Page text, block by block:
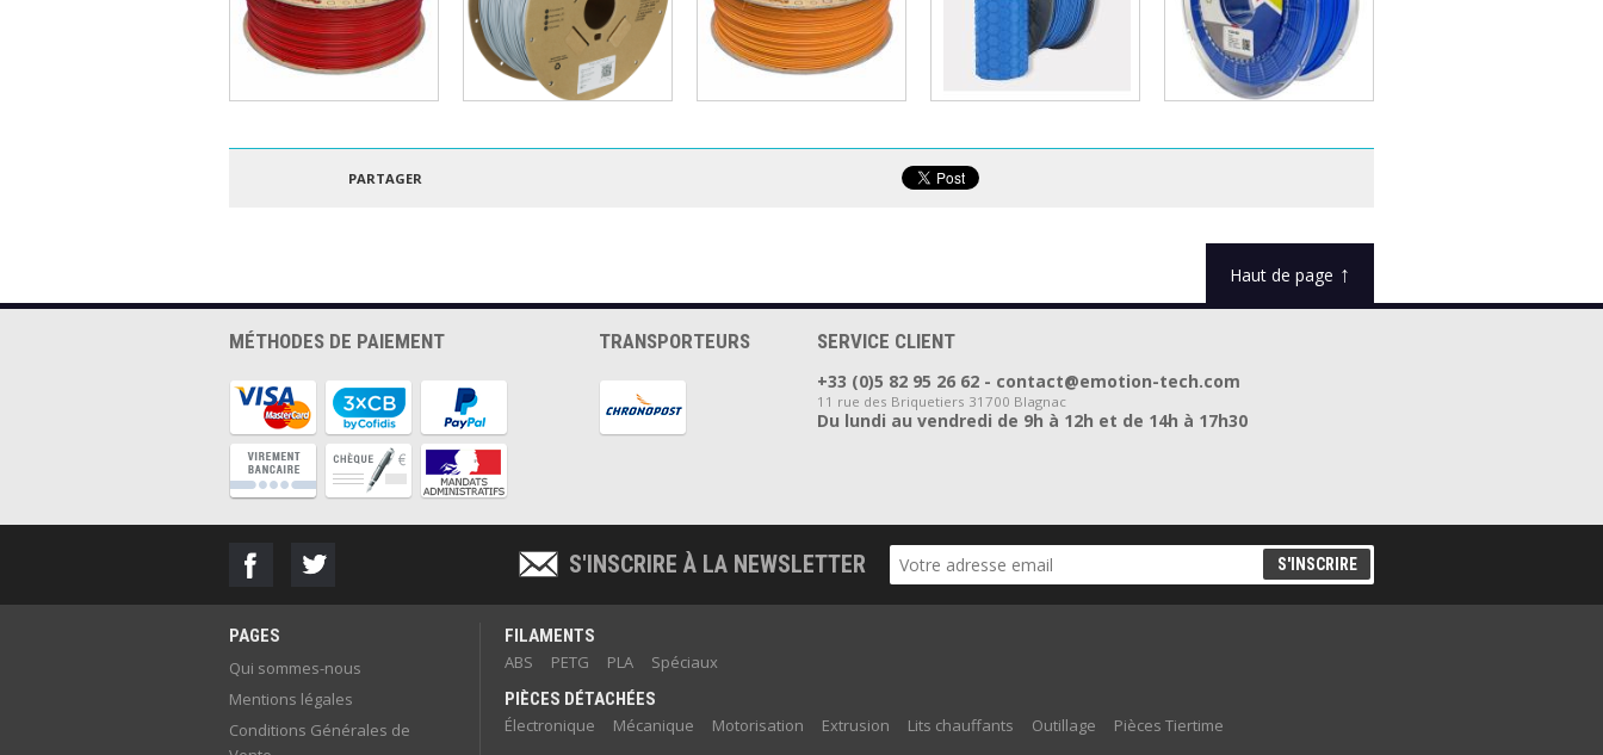
EASYFIL 1.75MM
POLYLITE 1.75MM
EASYFIL 1.75MM
Speed 1.75MM BLEU
ECLAT 1KG
1.75mm Bleu 1kg
PARTAGER
Haut de page ↑
MÉTHODES DE PAIEMENT TRANSPORTEURS SERVICE CLIENT
+33 (0)5 82 95 26 62 - contact@emotion-tech.com
11 rue des Briquetiers 31700 Blagnac
Du lundi au vendredi de 9h à 12h et de 14h à 17h30
S'INSCRIRE À LA NEWSLETTER
PAGES
Qui sommes-nous
Mentions légales
Conditions Générales de
FILAMENTS
ABS
PETG PLA
Spéciaux
PIÈCES DÉTACHÉES
Électronique
Mécanique Motorisation Extrusion Lits chauffants Outillage
Pièces Tiertime